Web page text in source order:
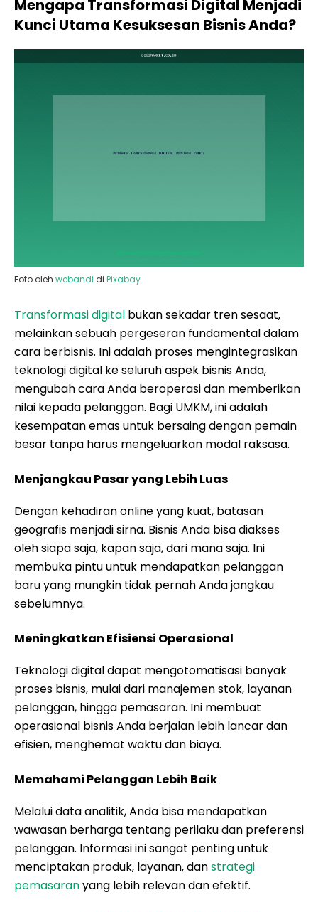
Mengapa Transformasi Digital Menjadi
Kunci Utama Kesuksesan Bisnis Anda?
Foto oleh webandi di Pixabay
Transformasi digital bukan sekadar tren sesaat,
melainkan sebuah pergeseran fundamental dalam
cara berbisnis. Ini adalah proses mengintegrasikan
teknologi digital ke seluruh aspek bisnis Anda,
mengubah cara Anda beroperasi dan memberikan
nilai kepada pelanggan. Bagi UMKM, ini adalah
kesempatan emas untuk bersaing dengan pemain
besar tanpa harus mengeluarkan modal raksasa.
Menjangkau Pasar yang Lebih Luas
Dengan kehadiran online yang kuat, batasan
geografis menjadi sirna. Bisnis Anda bisa diakses
oleh siapa saja, kapan saja, dari mana saja. Ini
membuka pintu untuk mendapatkan pelanggan
baru yang mungkin tidak pernah Anda jangkau
sebelumnya.
Meningkatkan Efisiensi Operasional
Teknologi digital dapat mengotomatisasi banyak
proses bisnis, mulai dari manajemen stok, layanan
pelanggan, hingga pemasaran. Ini membuat
operasional bisnis Anda berjalan lebih lancar dan
efisien, menghemat waktu dan biaya.
Memahami Pelanggan Lebih Baik
Melalui data analitik, Anda bisa mendapatkan
wawasan berharga tentang perilaku dan preferensi
pelanggan. Informasi ini sangat penting untuk
menciptakan produk, layanan, danstrategi
pemasaranyang lebih relevan dan efektif.